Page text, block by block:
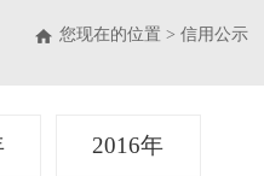
您现在的位置 > 信用公示
2016年